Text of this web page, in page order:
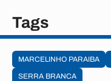
Tags
MARCELINHO PARAIBA
SERRA BRANCA